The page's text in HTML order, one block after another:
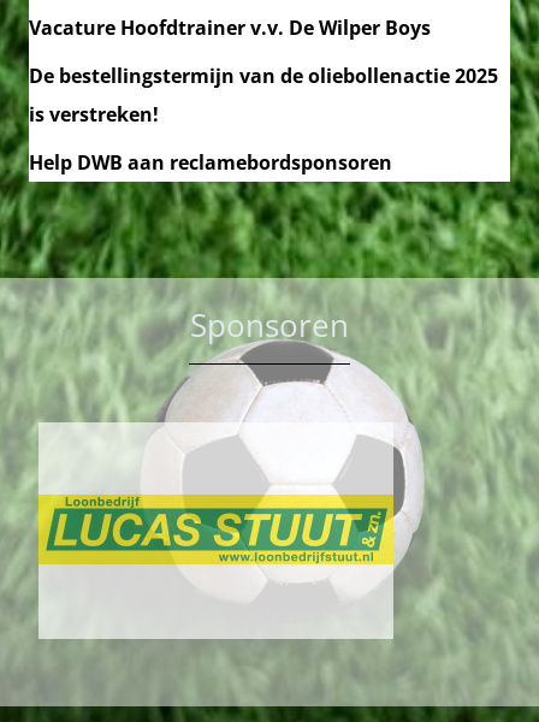
Vacature Hoofdtrainer v.v. De Wilper Boys
De bestellingstermijn van de oliebollenactie 2025
is verstreken!
Help DWB aan reclamebordsponsoren
Sponsoren